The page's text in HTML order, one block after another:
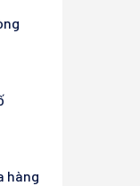
hàng